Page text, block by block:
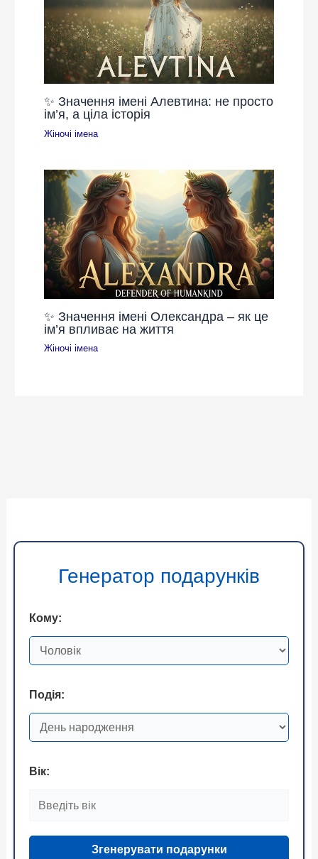
✨ Значення імені Алевтина: не просто
ім’я, а ціла історія
Жіночі імена
✨ Значення імені Олександра – як це
ім’я впливає на життя
Жіночі імена
Генератор подарунків
Кому:
Подія:
Вік:
Згенерувати подарунки